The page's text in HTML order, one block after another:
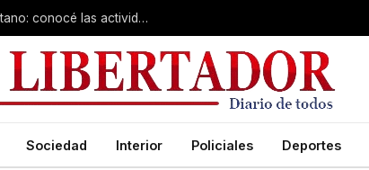
Cientos de fieles colman el santuario de San Cayetano: conocé las actividades de hoy
Sociedad Interior Policiales Deportes